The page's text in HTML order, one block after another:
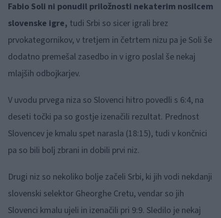
Fabio Soli ni ponudil priložnosti nekaterim nosilcem
slovenske igre, tudi Srbi so sicer igrali brez
prvokategornikov, v tretjem in četrtem nizu pa je Soli še
dodatno premešal zasedbo in v igro poslal še nekaj
mlajših odbojkarjev.
V uvodu prvega niza so Slovenci hitro povedli s 6:4, na
deseti točki pa so gostje izenačili rezultat. Prednost
Slovencev je kmalu spet narasla (18:15), tudi v končnici
pa so bili bolj zbrani in dobili prvi niz.
Drugi niz so nekoliko bolje začeli Srbi, ki jih vodi nekdanji
slovenski selektor Gheorghe Cretu, vendar so jih
Slovenci kmalu ujeli in izenačili pri 9:9. Sledilo je nekaj